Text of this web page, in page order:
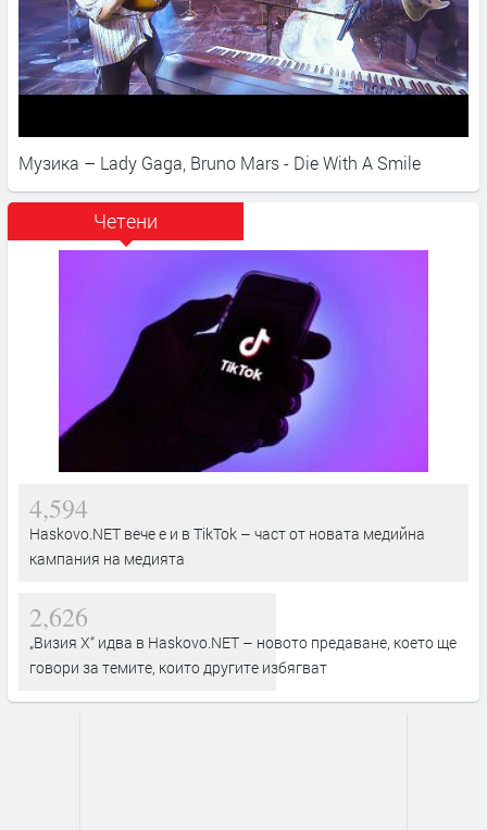
Музика – Lady Gaga, Bruno Mars - Die With A Smile
Четени
4,594
Haskovo.NET вече е и в TikTok – част от новата медийна
кампания на медията
2,626
„Визия Х“ идва в Haskovo.NET – новото предаване, което ще
говори за темите, които другите избягват